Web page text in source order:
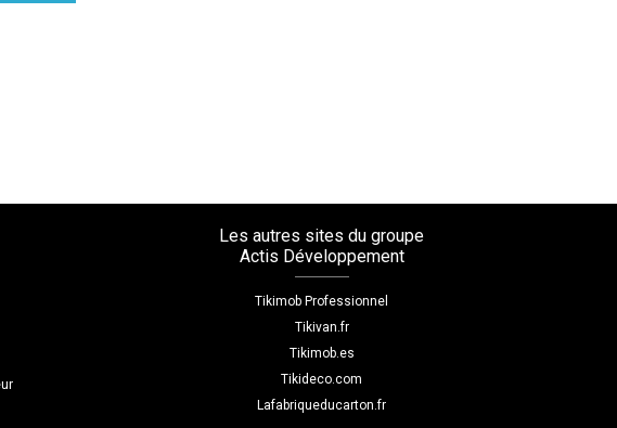
Les autres sites du groupe
Actis Développement
Tikimob Professionnel
Tikivan.fr
Tikimob.es
Tikideco.com
Lafabriqueducarton.fr